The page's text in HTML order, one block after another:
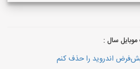
سال :
اندروید را حذف کنم